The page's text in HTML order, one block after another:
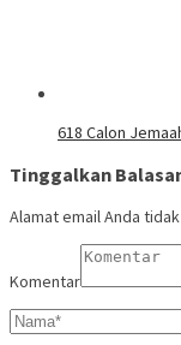
618 Calon
Tinggalkan
Alamat email Anda
Komentar